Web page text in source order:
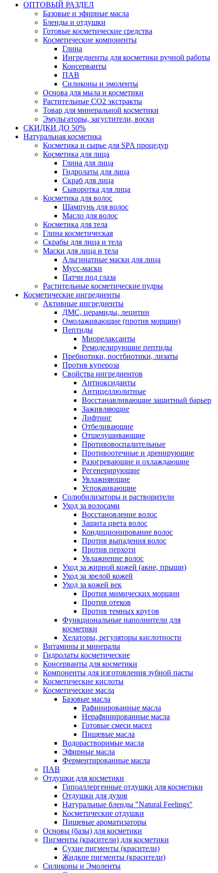
ОПТОВЫЙ РАЗДЕЛ
Базовые и эфирные масла
Бленды и отдушки
Готовые косметические средства
Косметические компоненты
Глина
Ингредиенты для косметики ручной работы
Консерванты
ПАВ
Силиконы и эмоленты
Основа для мыла и косметики
Растительные СО2 экстракты
Товар для минеральной косметики
Эмульгаторы, загустители, воски
СКИДКИ ДО 50%
Натуральная косметика
Косметика и сырье для SPA процедур
Косметика для лица
Глина для лица
Гидролаты для лица
Скраб для лица
Сыворотка для лица
Косметика для волос
Шампунь для волос
Масло для волос
Косметика для тела
Глина косметическая
Скрабы для лица и тела
Маски для лица и тела
Альгинатные маски для лица
Мусс-маски
Патчи под глаза
Растительные косметические пудры
Косметические ингредиенты
Активные ингредиенты
ДМС, церамиды, лецитин
Омолаживающие (против морщин)
Пептиды
Миорелаксанты
Ремоделирующие пептиды
Пребиотики, постбиотики, лизаты
Против купероза
Свойства ингредиентов
Антиоксиданты
Антицеллюлитные
Восстанавливающие защитный барьер
Заживляющие
Лифтинг
Отбеливающие
Отшелушивающие
Противовоспалительные
Противоотечные и дренирующие
Разогревающие и охлаждающие
Регенерирующие
Увлажняющие
Успокаивающие
Солюбилизаторы и растворители
Уход за волосами
Восстановление волос
Защита цвета волос
Кондиционирование волос
Против выпадения волос
Против перхоти
Увлажнение волос
Уход за жирной кожей (акне, прыщи)
Уход за зрелой кожей
Уход за кожей век
Против мимических морщин
Против отеков
Против темных кругов
Функциональные наполнители для
косметики
Хелаторы, регуляторы кислотности
Витамины и минералы
Гидролаты косметические
Консерванты для косметики
Компоненты для изготовления зубной пасты
Косметические кислоты
Косметические масла
Базовые масла
Рафинированные масла
Нерафинированные масла
Готовые смеси масел
Пищевые масла
Водорастворимые масла
Эфирные масла
Ферментированные масла
ПАВ
Отдушки для косметики
Гипоаллергенные отдушки для косметики
Отдушки для духов
Натуральные бленды "Natural Feelings"
Косметические отдушки
Пищевые ароматизаторы
Основы (базы) для косметики
Пигменты (красители) для косметики
Сухие пигменты (красители)
Жидкие пигменты (красители)
Силиконы и Эмоленты